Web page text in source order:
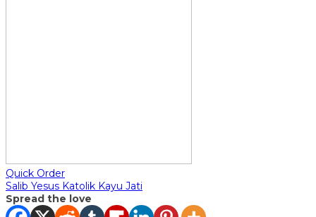
Quick Order
Salib Yesus Katolik Kayu Jati
Spread the love